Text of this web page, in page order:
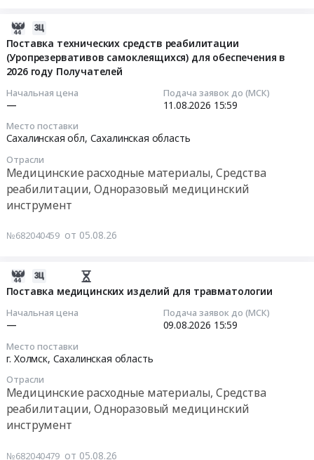
Поставка технических средств реабилитации
(Уропрезервативов самоклеящихся) для обеспечения в
2026 году Получателей
Начальная цена
—
Подача заявок до (МСК)
11.08.2026 15:59
Место поставки
Сахалинская обл, Сахалинская область
Отрасли
Медицинские расходные материалы, Средства
реабилитации, Одноразовый медицинский
инструмент
№682040459 от 05.08.26
Поставка медицинских изделий для травматологии
Начальная цена
—
Подача заявок до (МСК)
09.08.2026 15:59
Место поставки
г. Холмск, Сахалинская область
Отрасли
Медицинские расходные материалы, Средства
реабилитации, Одноразовый медицинский
инструмент
№682040479 от 05.08.26